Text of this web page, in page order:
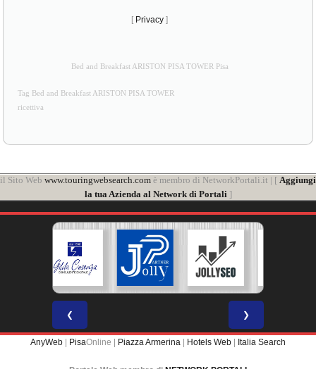
[ Privacy ]
Bed and Breakfast ARISTON PISA TOWER Pisa
Tag Bed and Breakfast ARISTON PISA TOWER
ricettiva
il Sito Web www.touringwebsearch.com è membro di NetworkPortali.it | [ Aggiungi
la tua Azienda al Network di Portali]
❮ ❯
AnyWeb PisaOnline | Piazza Armerina Hotels Web Italia Search